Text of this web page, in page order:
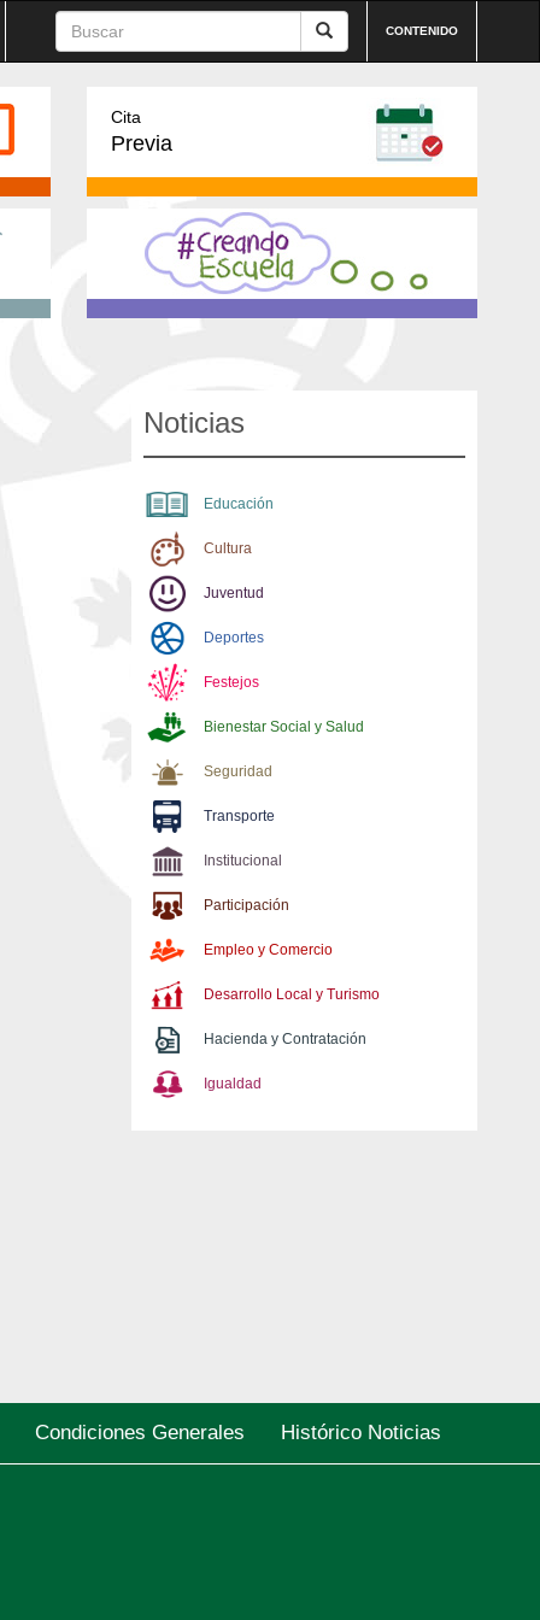
CONTENIDO
Cita
Previa
Noticias
Educación
Cultura
Juventud
Deportes
Festejos
Bienestar Social y Salud
Seguridad
Transporte
Institucional
Participación
Empleo y Comercio
Desarrollo Local y Turismo
Hacienda y Contratación
Igualdad
Condiciones Generales Histórico Noticias